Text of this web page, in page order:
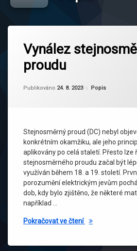
Vynález
proudu
Publikováno 24. 8. 2023
Aktualizováno
Od adminweb
Kategorie:
Popis
Stejnosměrný proud (DC) nebyl
konkrétním okamžiku, ale jeho
aplikovány po celá staletí. Přesto lze
stejnosměrného proudu začal být
využíván během 18. a 19. století.
porozumění elektrickým jevům
dob, kdy bylo zjištěno, že některé
například …
Pokračovat ve čtení Vynález